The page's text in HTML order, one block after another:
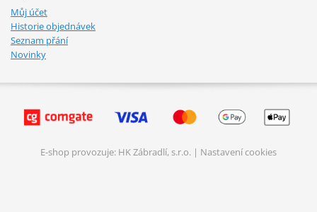
Můj účet
Historie objednávek
Seznam přání
Novinky
E-shop provozuje: HK Zábradlí, s.r.o. | Nastavení cookies